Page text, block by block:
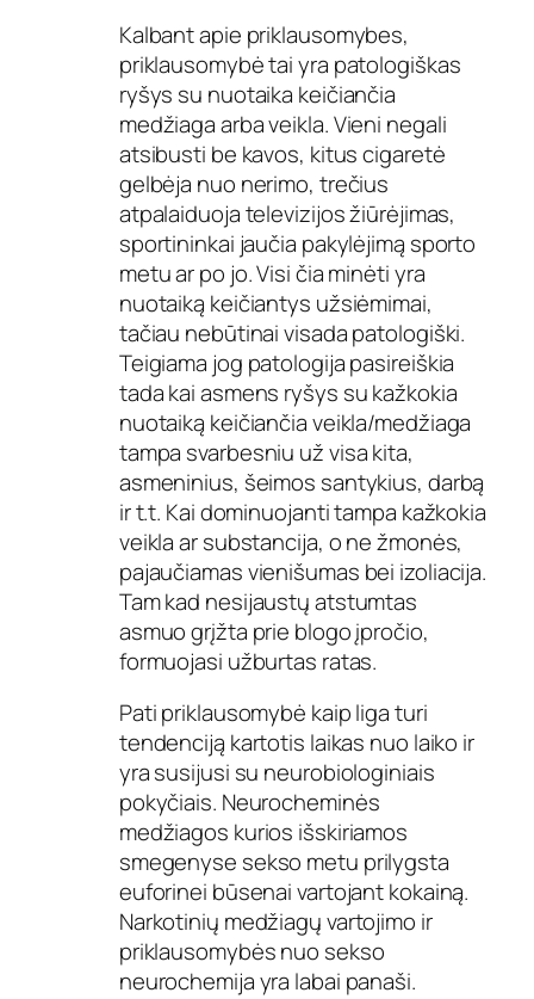
Kalbant apie priklausomybes,
priklausomybė tai yra patologiškas
ryšys su nuotaika keičiančia
medžiaga arba veikla. Vieni negali
atsibusti be kavos, kitus cigaretė
gelbėja nuo nerimo, trečius
atpalaiduoja televizijos žiūrėjimas,
sportininkai jaučia pakylėjimą sporto
metu ar po jo. Visi čia minėti yra
nuotaiką keičiantys užsiėmimai,
tačiau nebūtinai visada patologiški.
Teigiama jog patologija pasireiškia
tada kai asmens ryšys su kažkokia
nuotaiką keičiančia veikla/medžiaga
tampa svarbesniu už visa kita,
asmeninius, šeimos santykius, darbą
ir t.t. Kai dominuojanti tampa kažkokia
veikla ar substancija, o ne žmonės,
pajaučiamas vienišumas bei izoliacija.
Tam kad nesijaustų atstumtas
asmuo grįžta prie blogo įpročio,
formuojasi užburtas ratas.
Pati priklausomybė kaip liga turi
tendenciją kartotis laikas nuo laiko ir
yra susijusi su neurobiologiniais
pokyčiais. Neurocheminės
medžiagos kurios išskiriamos
smegenyse sekso metu prilygsta
euforinei būsenai vartojant kokainą.
Narkotinių medžiagų vartojimo ir
priklausomybės nuo sekso
neurochemija yra labai panaši.